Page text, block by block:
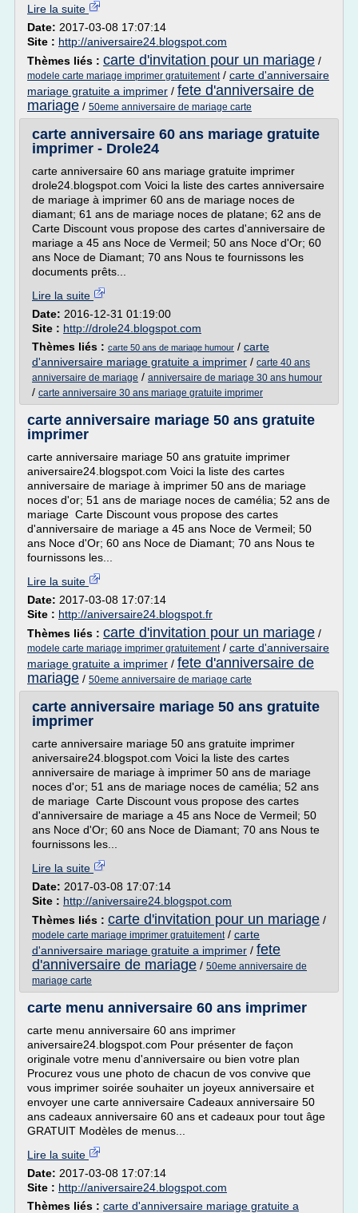
Lire la suite
Date: 2017-03-08 17:07:14
Site : http://aniversaire24.blogspot.com
Thèmes liés : carte d'invitation pour un mariage /
modele carte mariage imprimer gratuitement/ carte d'anniversaire
mariage gratuite a imprimer / fete d'anniversaire de
mariage / 50eme anniversaire de mariage carte
carte anniversaire 60 ans mariage gratuite
imprimer - Drole24
carte anniversaire 60 ans mariage gratuite imprimer
drole24.blogspot.com Voici la liste des cartes anniversaire
de mariage à imprimer 60 ans de mariage noces de
diamant; 61 ans de mariage noces de platane; 62 ans de
Carte Discount vous propose des cartes d'anniversaire de
mariage a 45 ans Noce de Vermeil; 50 ans Noce d'Or; 60
ans Noce de Diamant; 70 ans Nous te fournissons les
documents prêts...
Lire la suite
Date: 2016-12-31 01:19:00
Site : http://drole24.blogspot.com
Thèmes liés : carte 50 ans de mariage humour / carte
d'anniversaire mariage gratuite a imprimer / carte 40 ans
anniversaire de mariage / anniversaire de mariage 30 ans humour
/ carte anniversaire 30 ans mariage gratuite imprimer
carte anniversaire mariage 50 ans gratuite
imprimer
carte anniversaire mariage 50 ans gratuite imprimer
aniversaire24.blogspot.com Voici la liste des cartes
anniversaire de mariage à imprimer 50 ans de mariage
noces d'or; 51 ans de mariage noces de camélia; 52 ans de
mariage Carte Discount vous propose des cartes
d'anniversaire de mariage a 45 ans Noce de Vermeil; 50
ans Noce d'Or; 60 ans Noce de Diamant; 70 ans Nous te
fournissons les...
Lire la suite
Date: 2017-03-08 17:07:14
Site : http://aniversaire24.blogspot.fr
Thèmes liés : carte d'invitation pour un mariage /
modele carte mariage imprimer gratuitement/ carte d'anniversaire
mariage gratuite a imprimer / fete d'anniversaire de
mariage / 50eme anniversaire de mariage carte
carte anniversaire mariage 50 ans gratuite
imprimer
carte anniversaire mariage 50 ans gratuite imprimer
aniversaire24.blogspot.com Voici la liste des cartes
anniversaire de mariage à imprimer 50 ans de mariage
noces d'or; 51 ans de mariage noces de camélia; 52 ans
de mariage Carte Discount vous propose des cartes
d'anniversaire de mariage a 45 ans Noce de Vermeil; 50
ans Noce d'Or; 60 ans Noce de Diamant; 70 ans Nous te
fournissons les...
Lire la suite
Date: 2017-03-08 17:07:14
Site : http://aniversaire24.blogspot.com
Thèmes liés : carte d'invitation pour un mariage /
modele carte mariage imprimer gratuitement/ carte
d'anniversaire mariage gratuite a imprimer / fete
d'anniversaire de mariage / 50eme anniversaire de
mariage carte
carte menu anniversaire 60 ans imprimer
carte menu anniversaire 60 ans imprimer
aniversaire24.blogspot.com Pour présenter de façon
originale votre menu d'anniversaire ou bien votre plan
Procurez vous une photo de chacun de vos convive que
vous imprimer soirée souhaiter un joyeux anniversaire et
envoyer une carte anniversaire Cadeaux anniversaire 50
ans cadeaux anniversaire 60 ans et cadeaux pour tout âge
GRATUIT Modèles de menus...
Lire la suite
Date: 2017-03-08 17:07:14
Site : http://aniversaire24.blogspot.com
Thèmes liés : carte d'anniversaire mariage gratuite a